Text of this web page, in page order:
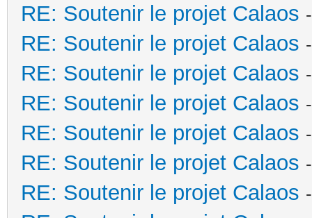
RE: Soutenir le projet Calaos
RE: Soutenir le projet Calaos
RE: Soutenir le projet Calaos
RE: Soutenir le projet Calaos
RE: Soutenir le projet Calaos
RE: Soutenir le projet Calaos
RE: Soutenir le projet Calaos